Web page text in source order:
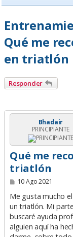
Qué me
en triatlón
Responder
Bhadair
PRINCIPIANTE
Qué me
triatlón
M
n
a
j
e
10 Ago 2021
Me gusta mucho
un triatlón. Mi
buscaré ayuda
alguien aquí ha